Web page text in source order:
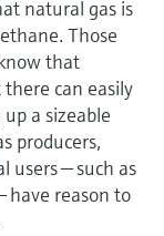
natural gas is
Those
that
can easily
a sizeable
producers,
users — such as
have reason to